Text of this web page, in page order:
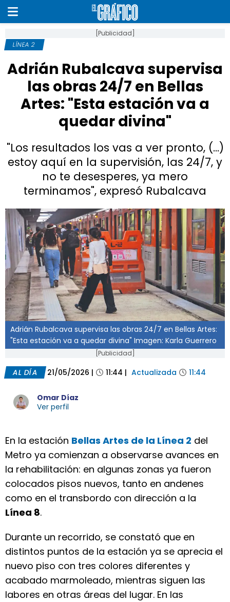
[Publicidad]
LÍNEA 2
Adrián Rubalcava supervisa
las obras 24/7 en Bellas
Artes: "Esta estación va a
quedar divina"
"Los resultados los vas a ver pronto, (...)
estoy aquí en la supervisión, las 24/7, y
no te desesperes, ya mero
terminamos", expresó Rubalcava
Adrián Rubalcava supervisa las obras 24/7 en Bellas Artes:
"Esta estación va a quedar divina" Imagen: Karla Guerrero
[Publicidad]
AL DÍA 21/05/2026 | 11:44 | Actualizada 11:44
Omar Díaz
Ver perfil
En la estación Bellas Artes de la Línea 2 del
Metro ya comienzan a observarse avances en
la rehabilitación: en algunas zonas ya fueron
colocados pisos nuevos, tanto en andenes
como en el transbordo con dirección a la
Línea 8.
Durante un recorrido, se constató que en
distintos puntos de la estación ya se aprecia el
nuevo piso con tres colores diferentes y
acabado marmoleado, mientras siguen las
labores en otras áreas del lugar. En las